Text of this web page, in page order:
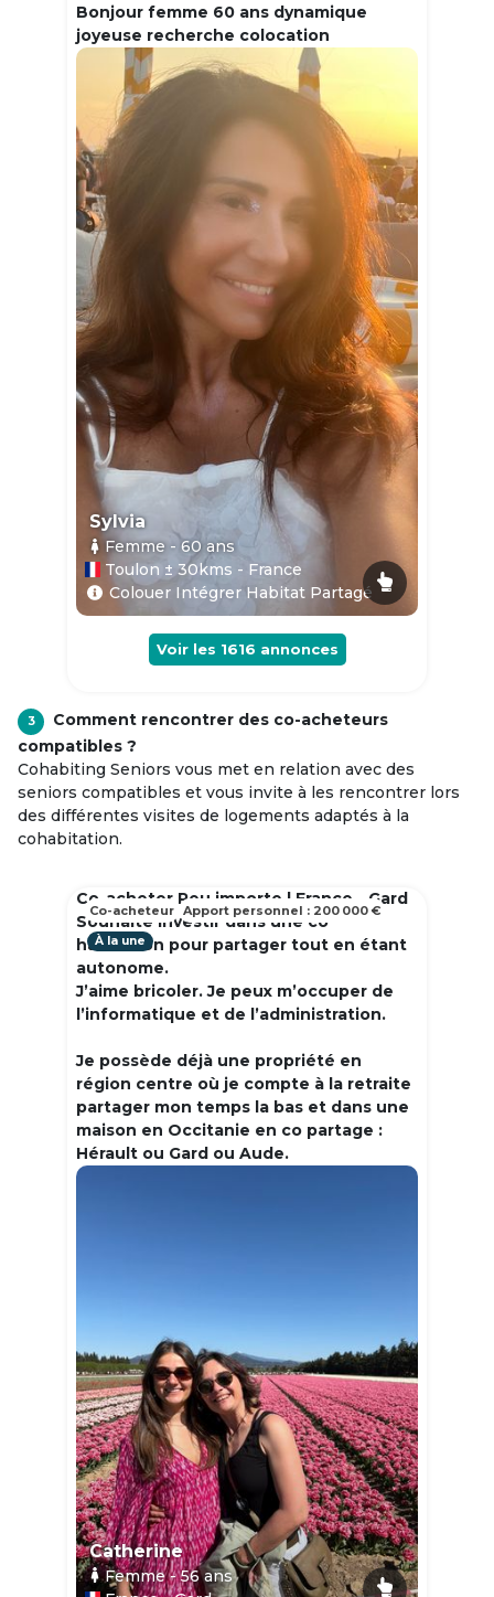
Bonjour femme 60 ans dynamique
joyeuse recherche colocation
Sylvia
Femme - 60ans
Toulon ± 30kms - France
Colouer Intégrer Habitat Partagé
Voir les 1616 annonces
3
Comment rencontrer des co-acheteurs
compatibles ?
Cohabiting Seniors vous met en relation avec des
seniors compatibles et vous invite à les rencontrer lors
des différentes visites de logements adaptés à la
cohabitation.
Co-acheter Peu importe | France - Gard
Souhaite investir dans une co
habitation pour partager tout en étant
autonome.
J’aime bricoler. Je peux m’occuper de
l’informatique et de l’administration.
Je possède déjà une propriété en
région centre où je compte à la retraite
partager mon temps la bas et dans une
maison en Occitanie en co partage :
Hérault ou Gard ou Aude.
À la une
Catherine
Femme- 56ans
Co-acheteur Apport personnel : 200 000 €